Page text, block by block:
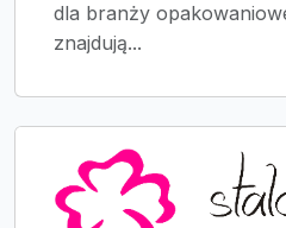
dla branży
znajdują...